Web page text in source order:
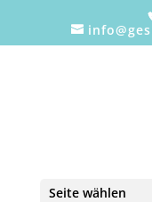
Seite wählen